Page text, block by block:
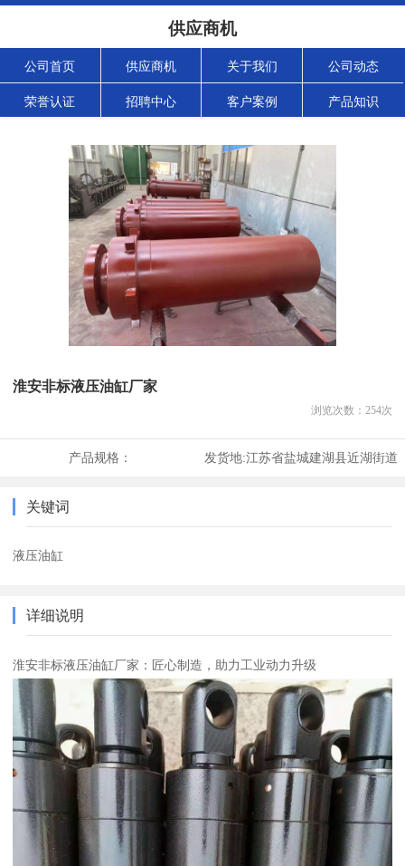
供应商机
公司首页 供应商机 关于我们 公司动态
荣誉认证 招聘中心 客户案例 产品知识
淮安非标液压油缸厂家
浏览次数： 254次
产品规格： 发货地:江苏省盐城建湖县近湖街道
关键词
液压油缸
详细说明
淮安非标液压油缸厂家：匠心制造，助力工业动力升级